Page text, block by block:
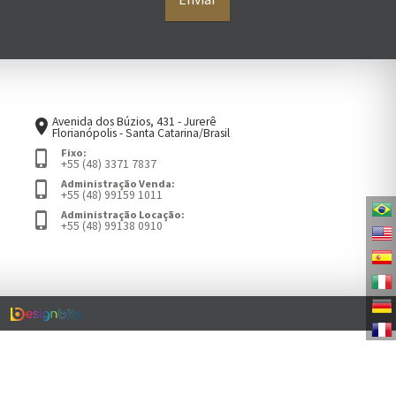
place Avenida dos Búzios, 431 - Jurerê
Florianópolis - Santa Catarina/Brasil
phone_iphone Fixo:
+55 (48) 3371 7837
phone_iphone Administração Venda:
+55 (48) 99159 1011
phone_iphone Administração Locação:
+55 (48) 99138 0910